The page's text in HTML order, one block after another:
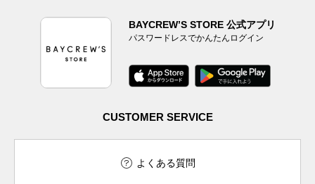
BAYCREW’S STORE 公式アプリ
パスワードレスでかんたんログイン
CUSTOMER SERVICE
よくある質問